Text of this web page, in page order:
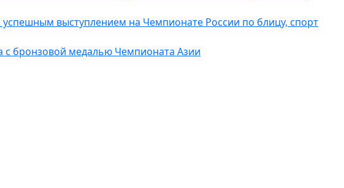
выступлением на Чемпионате России по блицу, спорт
бронзовой медалью Чемпионата Азии